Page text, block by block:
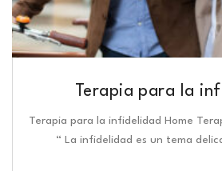
Terapia para la
Terapia para la infidelidad Home
“ La infidelidad es un tema